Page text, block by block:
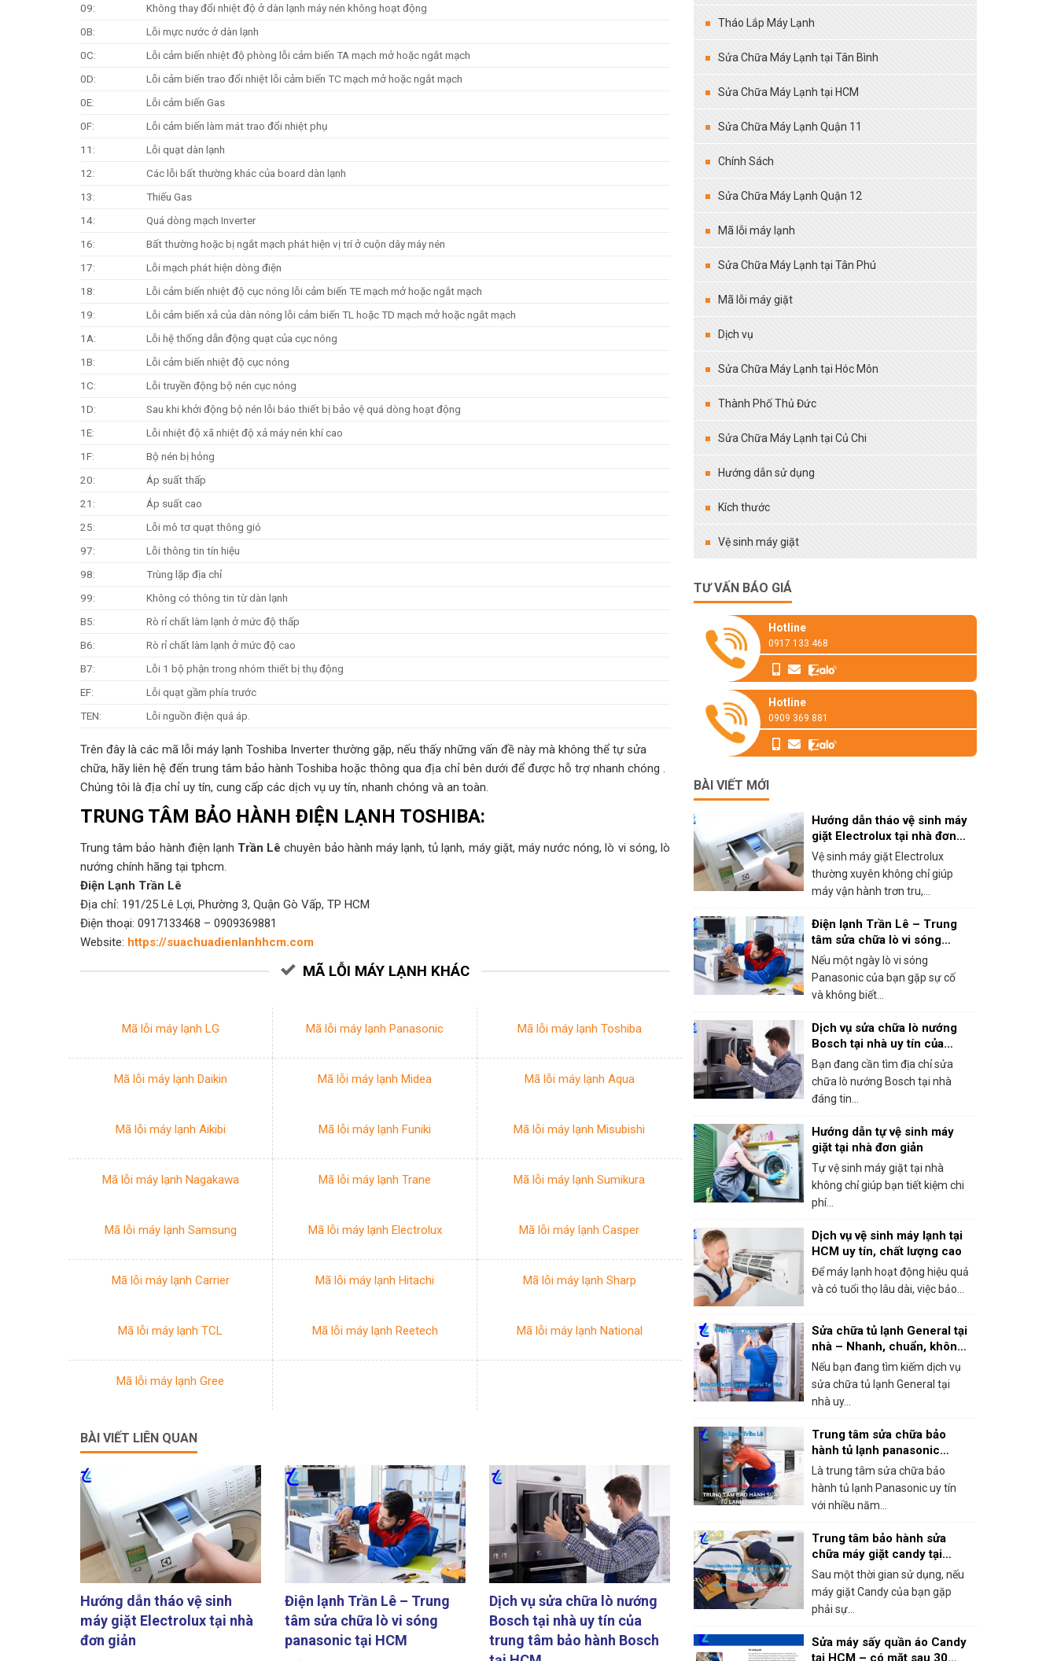
09:
Không thay đổi nhiệt độ ở dàn lạnh máy nén không hoạt động
0B:
Lỗi mực nước ở dàn lạnh
0C:
Lỗi cảm biến nhiệt độ phòng lỗi cảm biến TA mạch mở hoặc ngắt mạch
0D:
Lỗi cảm biến trao đổi nhiệt lỗi cảm biến TC mạch mở hoặc ngắt mạch
0E:
Lỗi cảm biến Gas
0F:
Lỗi cảm biến làm mát trao đổi nhiệt phụ
11:
Lỗi quạt dàn lạnh
12:
Các lỗi bất thường khác của board dàn lạnh
13:
Thiếu Gas
14:
Quá dòng mạch Inverter
16:
Bất thường hoặc bị ngắt mạch phát hiện vị trí ở cuộn dây máy nén
17:
Lỗi mạch phát hiện dòng điện
18:
Lỗi cảm biến nhiệt độ cục nóng lỗi cảm biến TE mạch mở hoặc ngắt mạch
19:
Lỗi cảm biến xả của dàn nóng lỗi cảm biến TL hoặc TD mạch mở hoặc ngắt mạch
1A:
Lỗi hệ thống dẫn động quạt của cục nóng
1B:
Lỗi cảm biến nhiệt độ cục nóng
1C:
Lỗi truyền động bộ nén cục nóng
1D:
Sau khi khởi động bộ nén lỗi báo thiết bị bảo vệ quá dòng hoạt động
1E:
Lỗi nhiệt độ xã nhiệt độ xả máy nén khí cao
1F:
Bộ nén bị hỏng
20:
Áp suất thấp
21:
Áp suất cao
25:
Lỗi mô tơ quạt thông gió
97:
Lỗi thông tin tín hiệu
98:
Trùng lặp địa chỉ
99:
Không có thông tin từ dàn lạnh
B5:
Rò rỉ chất làm lạnh ở mức độ thấp
B6:
Rò rỉ chất làm lạnh ở mức độ cao
B7:
Lỗi 1 bộ phận trong nhóm thiết bị thụ động
EF:
Lỗi quạt gầm phía trước
TEN:
Lỗi nguồn điện quá áp.
Trên đây là các mã lỗi máy lạnh Toshiba Inverter thường gặp, nếu thấy những vấn đề này mà không thể tự sửa
chữa, hãy liên hệ đến trung tâm bảo hành Toshiba hoặc thông qua địa chỉ bên dưới để được hỗ trợ nhanh chóng .
Chúng tôi là địa chỉ uy tín, cung cấp các dịch vụ uy tín, nhanh chóng và an toàn.
TRUNG TÂM BẢO HÀNH ĐIỆN LẠNH TOSHIBA:
Trung tâm bảo hành điện lạnh Trần Lê chuyên bảo hành máy lạnh, tủ lạnh, máy giặt, máy nước nóng, lò vi sóng, lò
nướng chính hãng tại tphcm.
Điện Lạnh Trần Lê
Địa chỉ: 191/25 Lê Lợi, Phường 3, Quận Gò Vấp, TP HCM
Điện thoại: 0917133468 – 0909369881
Website: https://suachuadienlanhhcm.com
MÃ LỖI MÁY LẠNH KHÁC
Mã lỗi máy lạnh LG Mã lỗi máy lạnh Panasonic Mã lỗi máy lạnh Toshiba
Mã lỗi máy lạnh Daikin Mã lỗi máy lạnh Midea Mã lỗi máy lạnh Aqua
Mã lỗi máy lạnh Aikibi Mã lỗi máy lạnh Funiki Mã lỗi máy lạnh Misubishi
Mã lỗi máy lạnh Nagakawa Mã lỗi máy lạnh Trane Mã lỗi máy lạnh Sumikura
Mã lỗi máy lạnh Samsung Mã lỗi máy lạnh Electrolux Mã lỗi máy lạnh Casper
Mã lỗi máy lạnh Carrier Mã lỗi máy lạnh Hitachi Mã lỗi máy lạnh Sharp
Mã lỗi máy lạnh TCL Mã lỗi máy lạnh Reetech Mã lỗi máy lạnh National
Mã lỗi máy lạnh Gree
BÀI VIẾT LIÊN QUAN
Hướng dẫn tháo vệ sinh
máy giặt Electrolux tại nhà
đơn giản
Điện lạnh Trần Lê – Trung
tâm sửa chữa lò vi sóng
panasonic tại HCM
Dịch vụ sửa chữa lò nướng
Bosch tại nhà uy tín của
trung tâm bảo hành Bosch
Tháo Lắp Máy Lạnh
Sửa Chữa Máy Lạnh tại Tân Bình
Sửa Chữa Máy Lạnh tại HCM
Sửa Chữa Máy Lạnh Quận 11
Chính Sách
Sửa Chữa Máy Lạnh Quận 12
Mã lỗi máy lạnh
Sửa Chữa Máy Lạnh tại Tân Phú
Mã lỗi máy giặt
Dịch vụ
Sửa Chữa Máy Lạnh tại Hóc Môn
Thành Phố Thủ Đức
Sửa Chữa Máy Lạnh tại Củ Chi
Hướng dẫn sử dụng
Kích thước
Vệ sinh máy giặt
TƯ VẤN BÁO GIÁ
Hotline
0917 133 468
Hotline
0909 369 881
BÀI VIẾT MỚI
Hướng dẫn tháo vệ sinh máy
giặt Electrolux tại nhà đơn
giản
Vệ sinh máy giặt Electrolux
thường xuyên không chỉ giúp
máy vận hành trơn tru,...
Điện lạnh Trần Lê – Trung
tâm sửa chữa lò vi sóng
panasonic tại HCM
Nếu một ngày lò vi sóng
Panasonic của bạn gặp sự cố
và không biết...
Dịch vụ sửa chữa lò nướng
Bosch tại nhà uy tín của
trung tâm bảo hành Bosch
tại HCM
Bạn đang cần tìm địa chỉ sửa
chữa lò nướng Bosch tại nhà
đáng tin...
Hướng dẫn tự vệ sinh máy
giặt tại nhà đơn giản
Tự vệ sinh máy giặt tại nhà
không chỉ giúp bạn tiết kiệm chi
phí...
Dịch vụ vệ sinh máy lạnh tại
HCM uy tín, chất lượng cao
Để máy lạnh hoạt động hiệu quả
và có tuổi thọ lâu dài, việc bảo...
Sửa chữa tủ lạnh General tại
nhà – Nhanh, chuẩn, không
chặt chém!
Nếu bạn đang tìm kiếm dịch vụ
sửa chữa tủ lạnh General tại
nhà uy...
Trung tâm sửa chữa bảo
hành tủ lạnh panasonic
khắc phục mọi sự cố trong 1
lần gọi
Là trung tâm sửa chữa bảo
hành tủ lạnh Panasonic uy tín
với nhiều năm...
Trung tâm bảo hành sửa
chữa máy giặt candy tại
HCM – Giá rẻ, bắt lỗi chính
xác 100%
Sau một thời gian sử dụng, nếu
máy giặt Candy của bạn gặp
phải sự...
Sửa máy sấy quần áo Candy
tại HCM – có mặt sau 30